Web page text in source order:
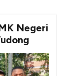
Negeri